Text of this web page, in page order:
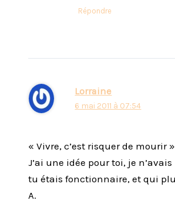
Répondre
Lorraine
6 mai 2011 à 07:54
« Vivre, c’est risquer de mourir
J’ai une idée pour toi, je
tu étais fonctionnaire, et qui
A.